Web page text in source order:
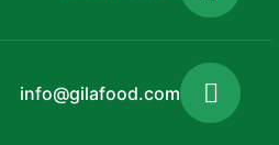
info@gilafood.com